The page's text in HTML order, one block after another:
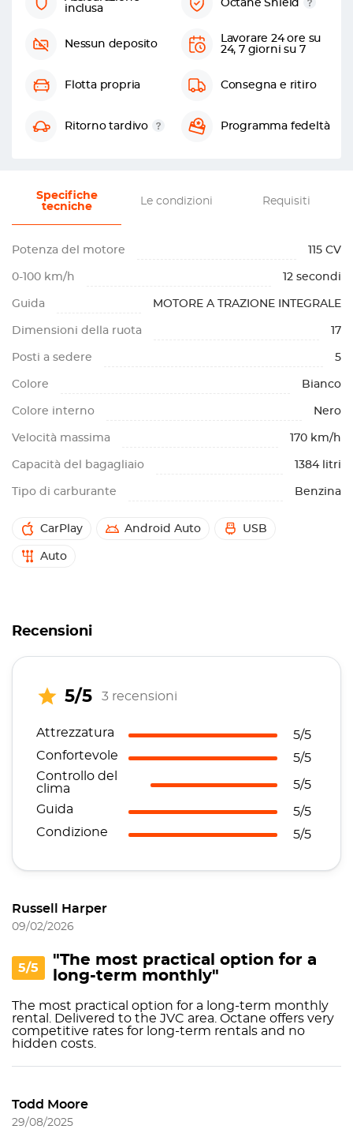
inclusa
Octane Shield
Nessun deposito
Lavorare 24 ore su
24, 7 giorni su 7
Flotta propria Consegna e ritiro
Ritorno tardivo Programma fedeltà
Specifiche
tecniche
Le condizioni Requisiti
Potenza del motore 115 CV
0-100 km/h 12 secondi
Guida MOTORE A TRAZIONE INTEGRALE
Dimensioni della ruota 17
Posti a sedere 5
Colore Bianco
Colore interno Nero
Velocità massima 170 km/h
Capacità del bagagliaio 1384 litri
Tipo di carburante Benzina
CarPlay Android Auto USB
Auto
Recensioni
5/5 3 recensioni
Attrezzatura
5/5
Confortevole
5/5
Controllo del
clima
5/5
Guida
5/5
Condizione
5/5
Russell Harper
09/02/2026
5/5
"The most practical option for a
long-term monthly"
The most practical option for a long-term monthly
rental. Delivered to the JVC area. Octane offers very
competitive rates for long-term rentals and no
hidden costs.
Todd Moore
29/08/2025